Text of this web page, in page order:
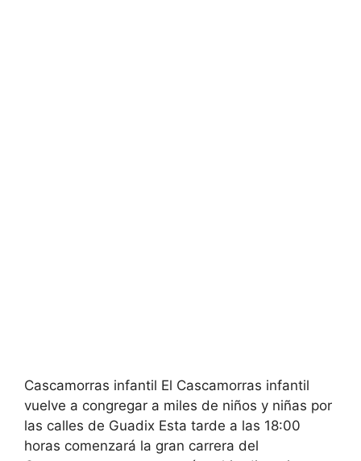
Cascamorras infantil El Cascamorras infantil
vuelve a congregar a miles de niños y niñas por
las calles de Guadix Esta tarde a las 18:00
horas comenzará la gran carrera del